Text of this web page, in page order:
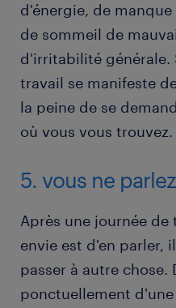
d'énergie, de
de sommeil de
d'irritabilité générale.
travail se manifeste
la peine de se
où vous vous trouvez.
5. vous ne
Après une journée
envie est d'en parler,
passer à autre chose.
ponctuellement